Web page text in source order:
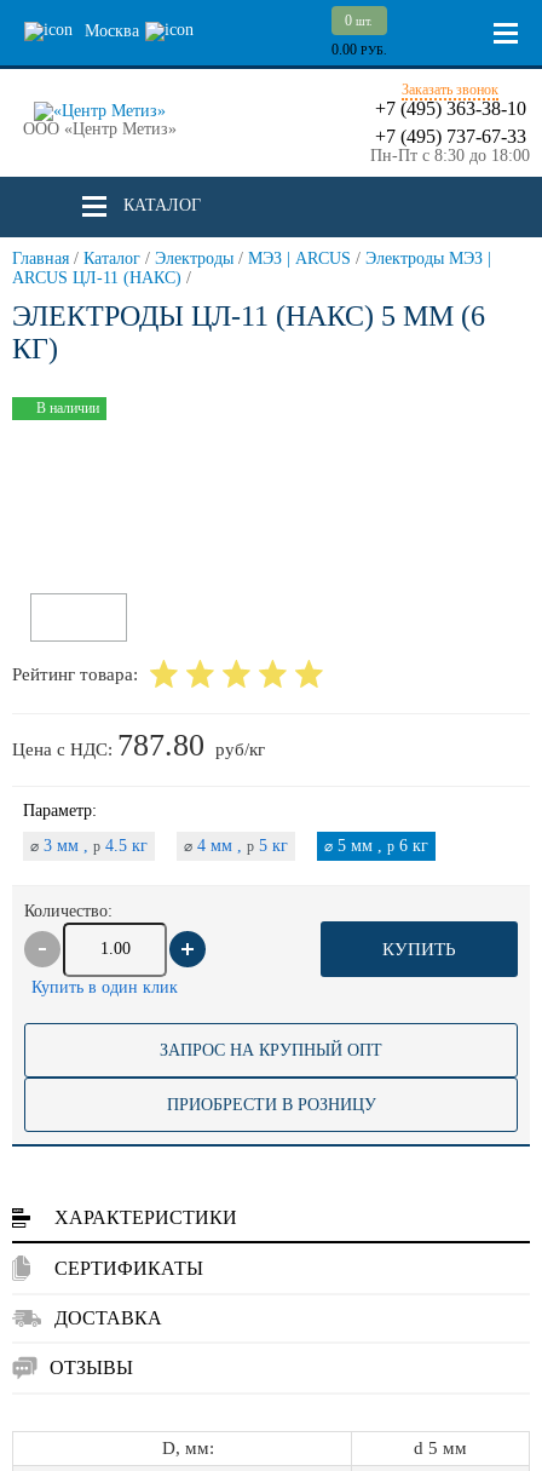
Москва
0 шт.
0.00 РУБ.
ООО «Центр Метиз»
Заказать звонок
+7 (495) 363-38-10
+7 (495) 737-67-33
Пн-Пт с 8:30 до 18:00
КАТАЛОГ
Главная / Каталог / Электроды / МЭЗ | ARCUS / Электроды МЭЗ |
ARCUS ЦЛ-11 (НАКС) /
ЭЛЕКТРОДЫ ЦЛ-11 (НАКС) 5 ММ (6
КГ)
В наличии
Рейтинг товара:
Цена с НДС: 787.80 руб/кг
Параметр:
⌀ 3 мм , p 4.5 кг ⌀ 4 мм , p 5 кг ⌀ 5 мм , p 6 кг
Количество:
КУПИТЬ
Купить в один клик
ЗАПРОС НА КРУПНЫЙ ОПТ
ПРИОБРЕСТИ В РОЗНИЦУ
ХАРАКТЕРИСТИКИ
СЕРТИФИКАТЫ
ДОСТАВКА
ОТЗЫВЫ
D, мм: d 5 мм